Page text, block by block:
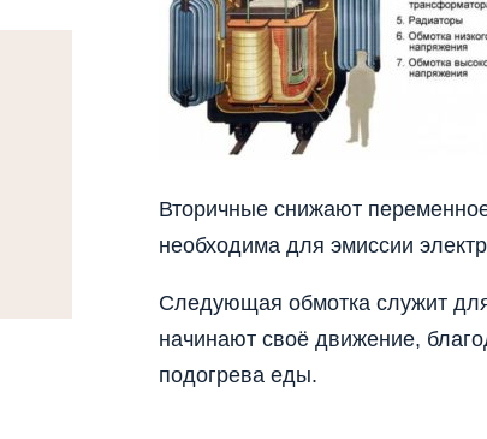
Вторичные снижают
необходима для эмиссии
Следующая обмотка служит
начинают своё движение,
подогрева еды.